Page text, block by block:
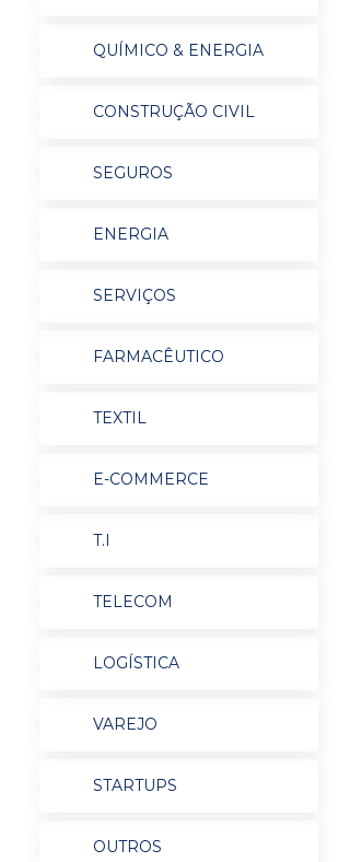
QUÍMICO & ENERGIA
CONSTRUÇÃO CIVIL
SEGUROS
ENERGIA
SERVIÇOS
FARMACÊUTICO
TEXTIL
E-COMMERCE
T.I
TELECOM
LOGÍSTICA
VAREJO
STARTUPS
OUTROS